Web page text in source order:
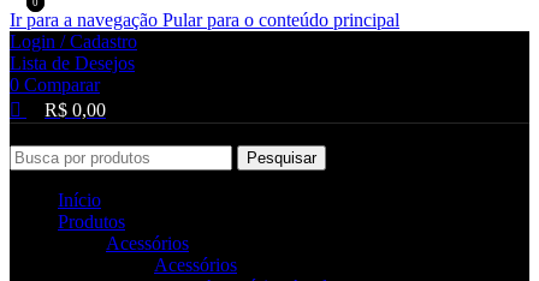
Ir para a navegação Pular para o conteúdo principal
Login / Cadastro
Lista de Desejos
0 Comparar
R$ 0,00
Pesquisar
Início
Produtos
Acessórios
Acessórios
0
0